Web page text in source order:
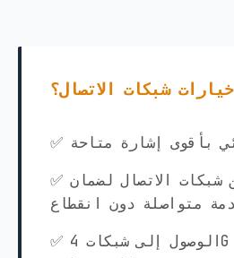
شبكات الاتصال؟
بأقوى إشارة متاحة
✅ تجوال سلس بين شبكات الاتصال لضمان
متواصلة دون انقطاع
✅ الوصول إلى شبكات 4G LTE و5G حيثما